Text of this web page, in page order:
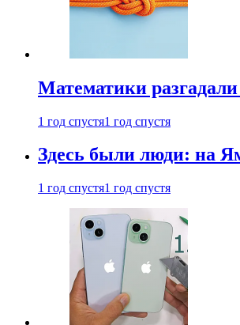
Математики разгадали
1 год спустя1 год спустя
Здесь были люди: на
1 год спустя1 год спустя